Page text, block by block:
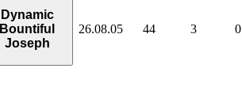
Dynamic
Bountiful
Joseph
26.08.05 44 3 0